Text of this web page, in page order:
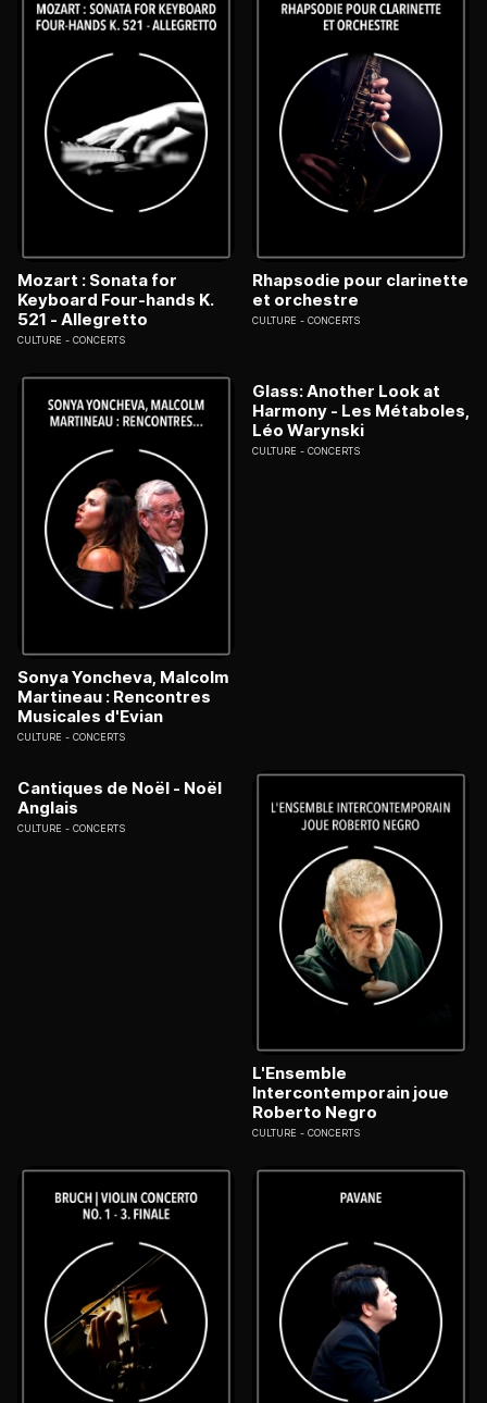
Mozart : Sonata for
Keyboard Four-hands K.
521 - Allegretto
CULTURE CONCERTS
Rhapsodie pour clarinette
et orchestre
CULTURE CONCERTS
Sonya Yoncheva, Malcolm
Martineau : Rencontres
Musicales d'Evian
CULTURE CONCERTS
Glass: Another Look at
Harmony - Les Métaboles,
Léo Warynski
CULTURE CONCERTS
Cantiques de Noël - Noël
Anglais
CULTURE CONCERTS
L'Ensemble
Intercontemporain joue
Roberto Negro
CULTURE CONCERTS